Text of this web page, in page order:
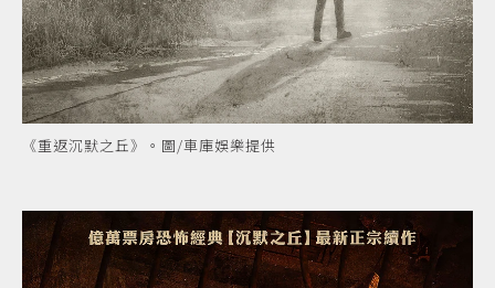
《重返沉默之丘》。圖/車庫娛樂提供